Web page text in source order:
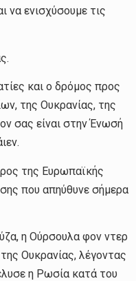
να ενισχύσουμε τις
και ο δρόμος προς
της Ουκρανίας, της
σας είναι στην Ένωσή
της Ευρωπαϊκής
που απηύθυνε σήμερα
η Ούρσουλα φον ντερ
Ουκρανίας, λέγοντας
η Ρωσία κατά του